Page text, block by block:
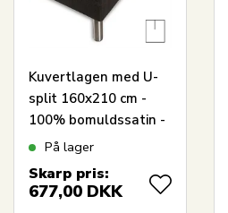
Kuvertlagen med U-
split 160x210 cm -
100% bomuldssatin -
Splitlængde 90 cm -
topmadras - Borås
På lager
Skarp pris:
677,00 DKK